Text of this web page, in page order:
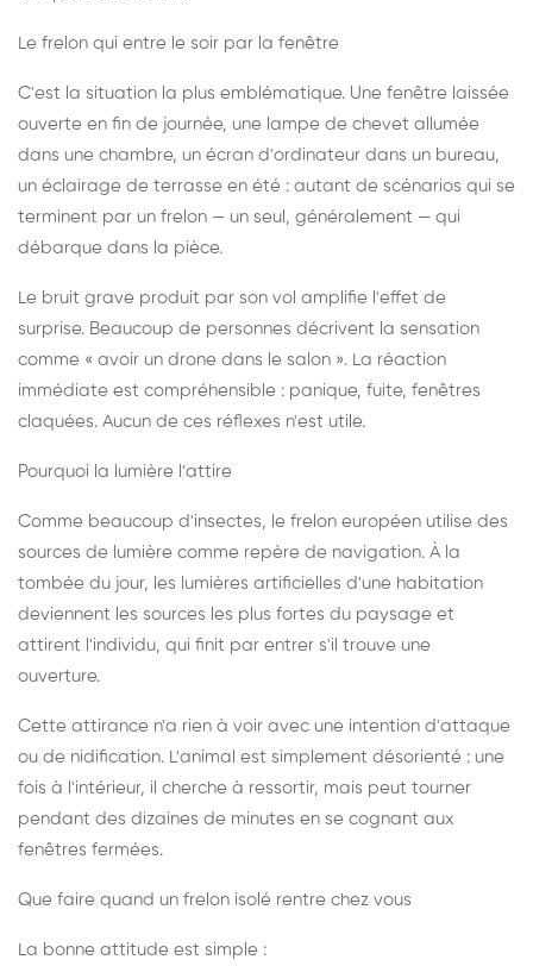
Le frelon qui entre le soir par la fenêtre
C'est la situation la plus emblématique. Une fenêtre laissée
ouverte en fin de journée, une lampe de chevet allumée
dans une chambre, un écran d'ordinateur dans un bureau,
un éclairage de terrasse en été : autant de scénarios qui se
terminent par un frelon — un seul, généralement — qui
débarque dans la pièce.
Le bruit grave produit par son vol amplifie l'effet de
surprise. Beaucoup de personnes décrivent la sensation
comme « avoir un drone dans le salon ». La réaction
immédiate est compréhensible : panique, fuite, fenêtres
claquées. Aucun de ces réflexes n'est utile.
Pourquoi la lumière l'attire
Comme beaucoup d'insectes, le frelon européen utilise des
sources de lumière comme repère de navigation. À la
tombée du jour, les lumières artificielles d'une habitation
deviennent les sources les plus fortes du paysage et
attirent l'individu, qui finit par entrer s'il trouve une
ouverture.
Cette attirance n'a rien à voir avec une intention d'attaque
ou de nidification. L'animal est simplement désorienté : une
fois à l'intérieur, il cherche à ressortir, mais peut tourner
pendant des dizaines de minutes en se cognant aux
fenêtres fermées.
Que faire quand un frelon isolé rentre chez vous
La bonne attitude est simple :